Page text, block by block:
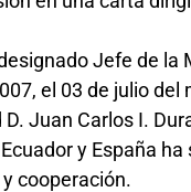
Jefe de la
el 03 de julio
Juan Carlos I.
y España
cooperación.